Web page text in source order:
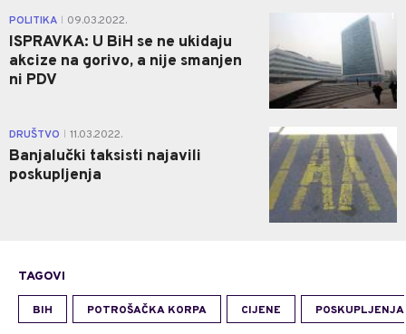
POLITIKA 09.03.2022.
ISPRAVKA: U BiH se ne ukidaju
akcize na gorivo, a nije smanjen
ni PDV
DRUŠTVO 11.03.2022.
Banjalučki taksisti najavili
poskupljenja
TAGOVI
BIH POTROŠAČKA KORPA CIJENE POSKUPLJENJA